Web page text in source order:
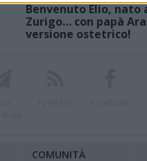
Benvenuto Elio, nato
Zurigo… con papà
versione ostetrico!
COMUNITÀ